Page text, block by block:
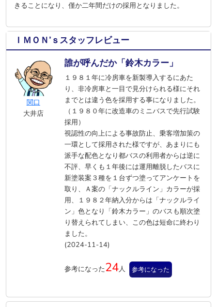
きることになり、僅か二年間だけの採用となりました。
ＩＭＯＮ’ｓスタッフレビュー
関口
大井店
誰が呼んだか「鈴木カラー」
１９８１年に冷房車を新製導入するにあた
り、非冷房車と一目で見分けられる様にそれ
までとは違う色を採用する事になりました。
（１９８０年に改造車のミニバスで先行試験
採用）
視認性の向上による事故防止、乗客増加策の
一環として採用された様ですが、あまりにも
派手な配色となり都バスの利用者からは逆に
不評、早くも１年後には運用離脱したバスに
新塗装案３種を１台ずつ塗ってアンケートを
取り、Ａ案の「ナックルライン」カラーが採
用、１９８２年納入分からは「ナックルライ
ン」色となり「鈴木カラー」のバスも順次塗
り替えられてしまい、この色は短命に終わり
ました。
(2024-11-14)
参考になった24人 参考になった